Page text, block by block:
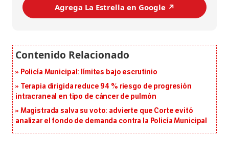
Agrega La Estrella en Google ↗️
Policía Municipal: límites bajo escrutinio
Terapia dirigida reduce 94 % riesgo de progresión
intracraneal en tipo de cáncer de pulmón
Magistrada salva su voto: advierte que Corte evitó
analizar el fondo de demanda contra la Policía Municipal